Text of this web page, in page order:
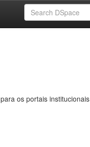
os portais institucionais